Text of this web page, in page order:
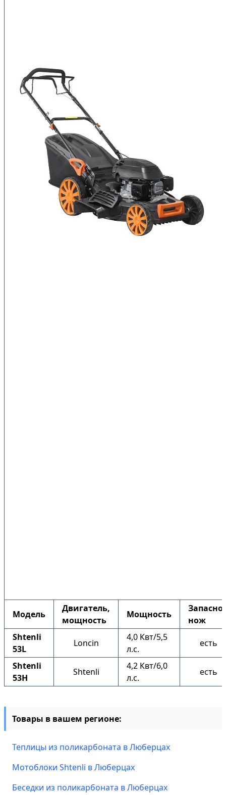
Модель
Двигатель,
мощность
Мощность
нож
Shtenli
53L
Loncin
4,0 Квт/5,5
л.с.
есть
Shtenli
53H
Shtenli
4,2 Квт/6,0
л.с.
есть
Товары в вашем регионе:
Теплицы из поликарбоната в Люберцах
Мотоблоки Shtenli в Люберцах
Беседки из поликарбоната в Люберцах